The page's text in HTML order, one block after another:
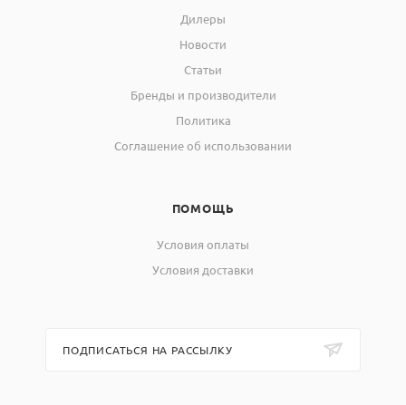
Дилеры
Новости
Статьи
Бренды и производители
Политика
Соглашение об использовании
ПОМОЩЬ
Условия оплаты
Условия доставки
ПОДПИСАТЬСЯ НА РАССЫЛКУ